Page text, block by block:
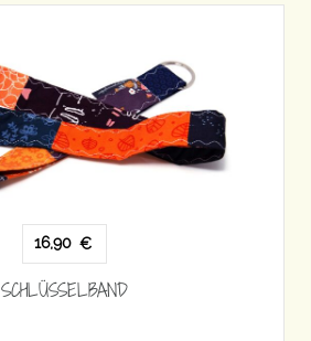
16,90 €
SCHLÜSSELBAND